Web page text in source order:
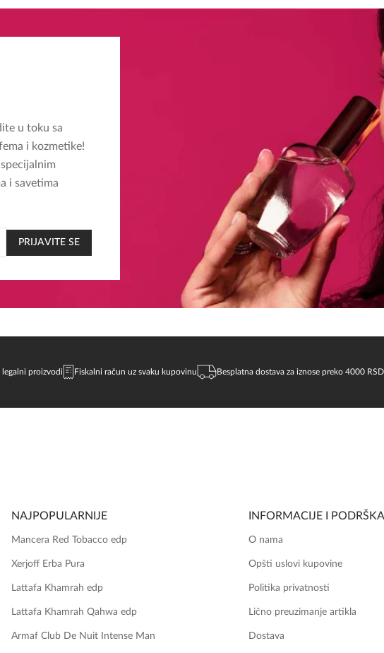
u toku sa
i kozmetike!
i savetima
PRIJAVITE SE
proizvodi Fiskalni račun uz svaku kupovinu Besplatna dostava za iznose preko 4000 RSD
NAJPOPULARNIJE
Mancera Red Tobacco edp
Xerjoff Erba Pura
Lattafa Khamrah edp
Lattafa Khamrah Qahwa edp
Armaf Club De Nuit Intense Man
INFORMACIJE I PODRŠKA
O nama
Opšti uslovi kupovine
Politika privatnosti
Lično preuzimanje artikla
Dostava